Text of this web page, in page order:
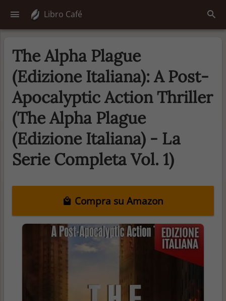
Libro Café
The Alpha Plague
(Edizione Italiana): A Post-
Apocalyptic Action Thriller
(The Alpha Plague
(Edizione Italiana) - La
Serie Completa Vol. 1)
Compra su Amazon